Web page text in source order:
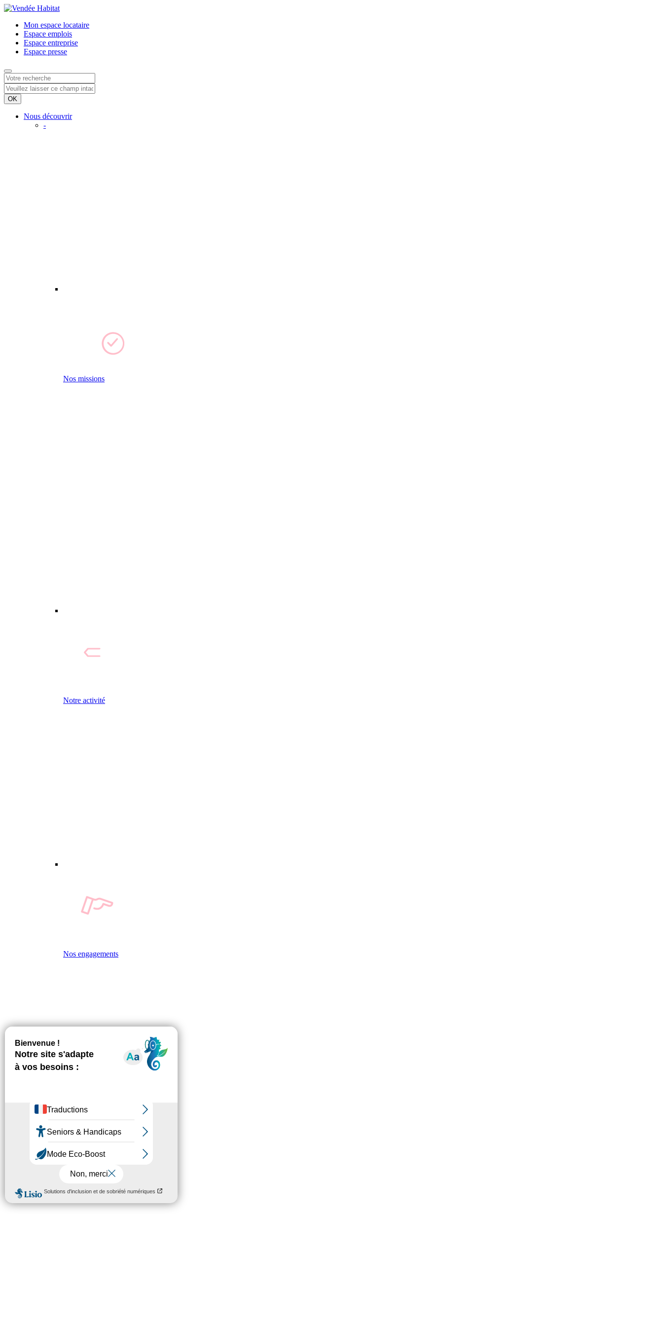
Mon espace locataire
Espace emplois
Espace entreprise
Espace presse
Nous découvrir
-
Nos missions
Notre activité
Nos engagements